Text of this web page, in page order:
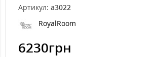
Артикул: a3022
RoyalRoom
6230грн